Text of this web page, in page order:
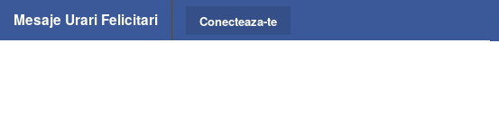
Mesaje Urari Felicitari Conecteaza-te